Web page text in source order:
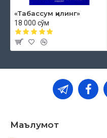
«Табассум қилинг»
18 000 сўм
Маълумот